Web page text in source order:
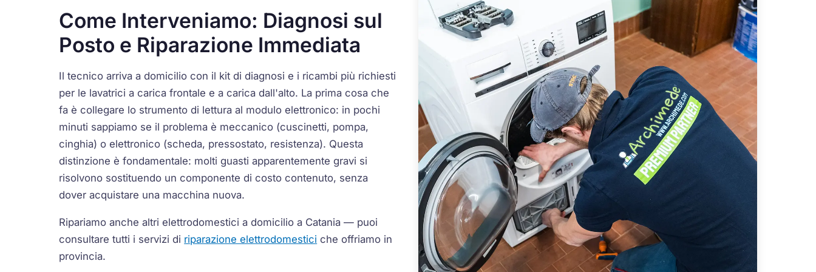
Come Interveniamo: Diagnosi sul
Posto e Riparazione Immediata
Il tecnico arriva a domicilio con il kit di diagnosi e i ricambi più richiesti
per le lavatrici a carica frontale e a carica dall'alto. La prima cosa che
fa è collegare lo strumento di lettura al modulo elettronico: in pochi
minuti sappiamo se il problema è meccanico (cuscinetti, pompa,
cinghia) o elettronico (scheda, pressostato, resistenza). Questa
distinzione è fondamentale: molti guasti apparentemente gravi si
risolvono sostituendo un componente di costo contenuto, senza
dover acquistare una macchina nuova.
Ripariamo anche altri elettrodomestici a domicilio a Catania — puoi
consultare tutti i servizi di riparazione elettrodomestici che offriamo in
provincia.